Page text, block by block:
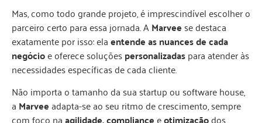
Mas, como todo grande projeto, é imprescindível escolher o
parceiro certo para essa jornada. AMarveese destaca
exatamente por isso: elaentende as nuances de cada
negócioe oferece soluçõespersonalizadaspara atender às
necessidades específicas de cada cliente.
Não importa o tamanho da sua startup ou software house,
a Marveeadapta-se ao seu ritmo de crescimento, sempre